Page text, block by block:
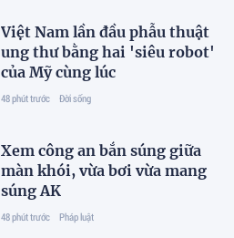
Việt Nam lần đầu phẫu thuật
ung thư bằng hai 'siêu robot'
của Mỹ cùng lúc
48 phút trước Đời sống
Xem công an bắn súng giữa
màn khói, vừa bơi vừa mang
súng AK
48 phút trước Pháp luật